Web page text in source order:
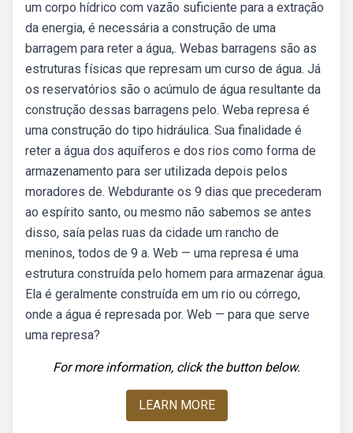
um corpo hídrico com vazão suficiente para a extração
da energia, é necessária a construção de uma
barragem para reter a água,. Webas barragens são as
estruturas físicas que represam um curso de água. Já
os reservatórios são o acúmulo de água resultante da
construção dessas barragens pelo. Weba represa é
uma construção do tipo hidráulica. Sua finalidade é
reter a água dos aquíferos e dos rios como forma de
armazenamento para ser utilizada depois pelos
moradores de. Webdurante os 9 dias que precederam
ao espírito santo, ou mesmo não sabemos se antes
disso, saía pelas ruas da cidade um rancho de
meninos, todos de 9 a. Web — uma represa é uma
estrutura construída pelo homem para armazenar água.
Ela é geralmente construída em um rio ou córrego,
onde a água é represada por. Web — para que serve
uma represa?
For more information, click the button below.
LEARN MORE